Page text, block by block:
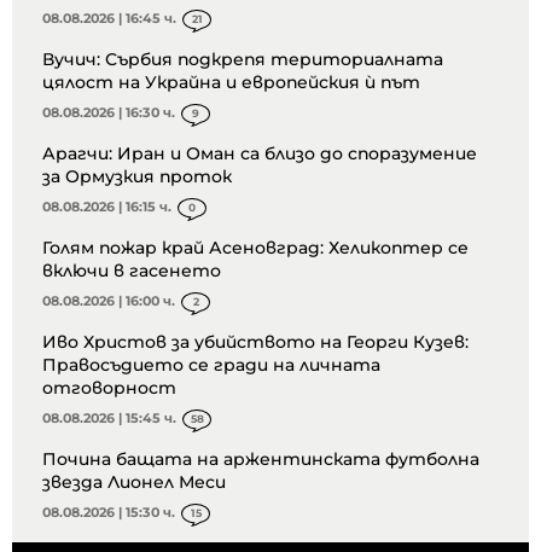
08.08.2026 | 16:45 ч. 21
Вучич: Сърбия подкрепя териториалната
цялост на Украйна и европейския ѝ път
08.08.2026 | 16:30 ч. 9
Арагчи: Иран и Оман са близо до споразумение
за Ормузкия проток
08.08.2026 | 16:15 ч. 0
Голям пожар край Асеновград: Хеликоптер се
включи в гасенето
08.08.2026 | 16:00 ч. 2
Иво Христов за убийството на Георги Кузев:
Правосъдието се гради на личната
отговорност
08.08.2026 | 15:45 ч. 58
Почина бащата на аржентинската футболна
звезда Лионел Меси
08.08.2026 | 15:30 ч. 15